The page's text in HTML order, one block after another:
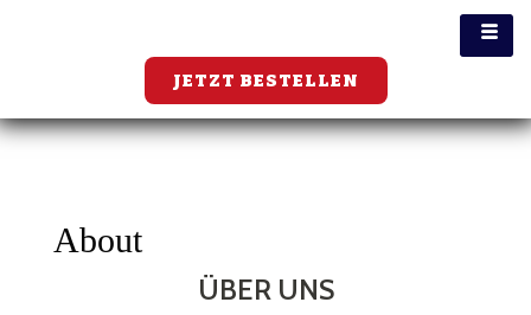
JETZT BESTELLEN
About
ÜBER UNS